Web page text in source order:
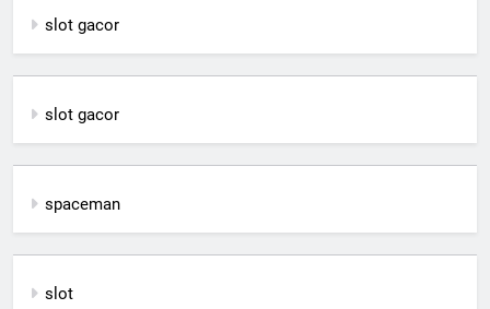
slot gacor
slot gacor
spaceman
slot